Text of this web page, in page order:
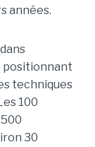
années.
positionnant
techniques
100
30